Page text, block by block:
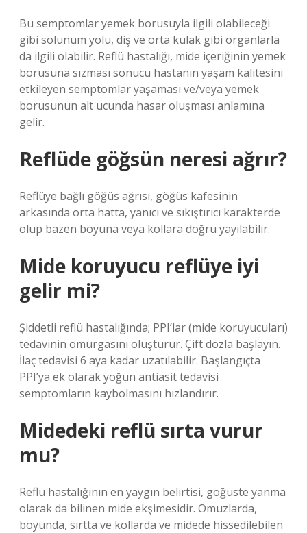
Bu semptomlar yemek borusuyla ilgili olabileceği
gibi solunum yolu, diş ve orta kulak gibi organlarla
da ilgili olabilir. Reflü hastalığı, mide içeriğinin yemek
borusuna sızması sonucu hastanın yaşam kalitesini
etkileyen semptomlar yaşaması ve/veya yemek
borusunun alt ucunda hasar oluşması anlamına
gelir.
Reflüde göğsün neresi ağrır?
Reflüye bağlı göğüs ağrısı, göğüs kafesinin
arkasında orta hatta, yanıcı ve sıkıştırıcı karakterde
olup bazen boyuna veya kollara doğru yayılabilir.
Mide koruyucu reflüye iyi
gelir mi?
Şiddetli reflü hastalığında; PPI’lar (mide koruyucuları)
tedavinin omurgasını oluşturur. Çift dozla başlayın.
İlaç tedavisi 6 aya kadar uzatılabilir. Başlangıçta
PPI’ya ek olarak yoğun antiasit tedavisi
semptomların kaybolmasını hızlandırır.
Midedeki reflü sırta vurur
mu?
Reflü hastalığının en yaygın belirtisi, göğüste yanma
olarak da bilinen mide ekşimesidir. Omuzlarda,
boyunda, sırtta ve kollarda ve midede hissedilebilen